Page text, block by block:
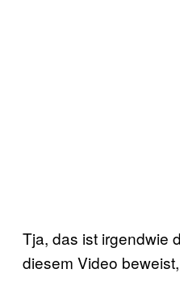
Tja, das ist irgendwie
diesem Video